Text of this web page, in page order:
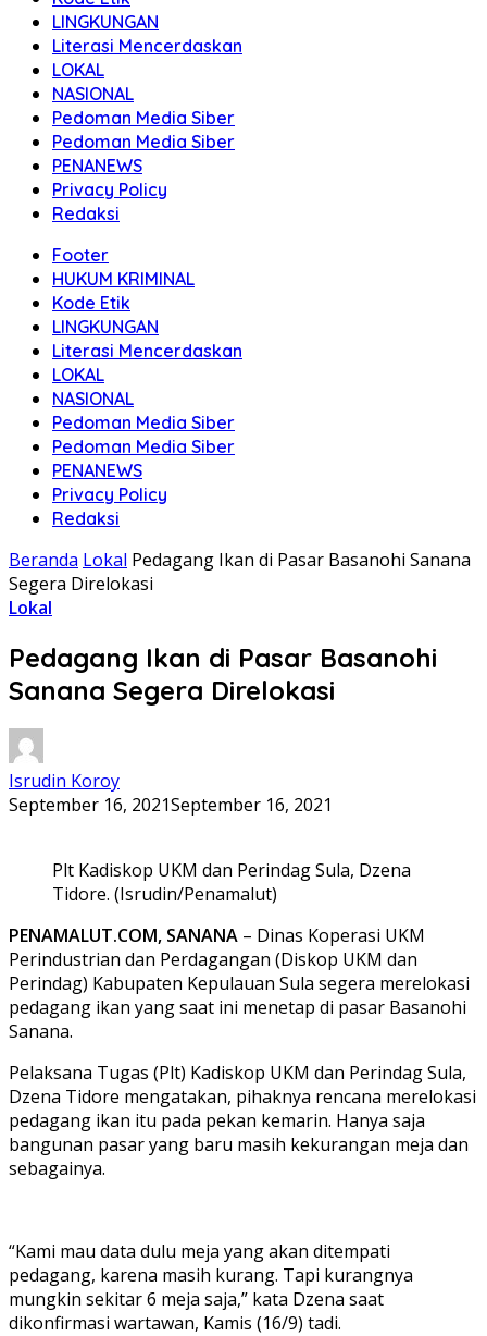
LINGKUNGAN
Literasi Mencerdaskan
LOKAL
NASIONAL
Pedoman Media Siber
Pedoman Media Siber
PENANEWS
Privacy Policy
Redaksi
Footer
HUKUM KRIMINAL
Kode Etik
LINGKUNGAN
Literasi Mencerdaskan
LOKAL
NASIONAL
Pedoman Media Siber
Pedoman Media Siber
PENANEWS
Privacy Policy
Redaksi
Beranda Lokal Pedagang Ikan di Pasar Basanohi Sanana
Segera Direlokasi
Lokal
Pedagang Ikan di Pasar Basanohi
Sanana Segera Direlokasi
Isrudin Koroy
September 16, 2021September 16, 2021
Plt Kadiskop UKM dan Perindag Sula, Dzena
Tidore. (Isrudin/Penamalut)
PENAMALUT.COM, SANANA – Dinas Koperasi UKM
Perindustrian dan Perdagangan (Diskop UKM dan
Perindag) Kabupaten Kepulauan Sula segera merelokasi
pedagang ikan yang saat ini menetap di pasar Basanohi
Sanana.
Pelaksana Tugas (Plt) Kadiskop UKM dan Perindag Sula,
Dzena Tidore mengatakan, pihaknya rencana merelokasi
pedagang ikan itu pada pekan kemarin. Hanya saja
bangunan pasar yang baru masih kekurangan meja dan
sebagainya.
“Kami mau data dulu meja yang akan ditempati
pedagang, karena masih kurang. Tapi kurangnya
mungkin sekitar 6 meja saja,” kata Dzena saat
dikonfirmasi wartawan, Kamis (16/9) tadi.